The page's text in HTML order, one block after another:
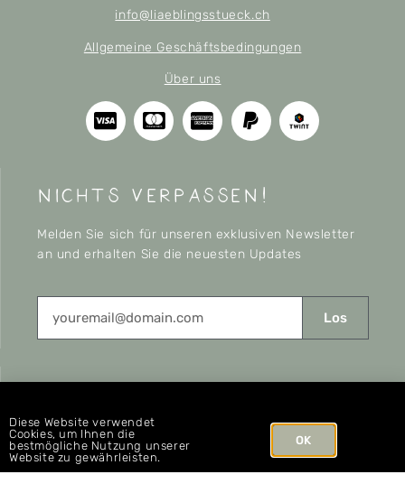
info@liaeblingsstueck.ch
Allgemeine Geschäftsbedingungen
Über uns
nichts verpassen!
Melden Sie sich für unseren exklusiven Newsletter
an und erhalten Sie die neuesten Updates
Los
CONNECT
Diese Website verwendet
Cookies, um Ihnen die
bestmögliche Nutzung unserer
Website zu gewährleisten.
OK